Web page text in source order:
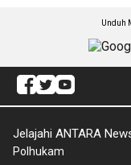
Unduh
Jelajahi ANTARA
Polhukam